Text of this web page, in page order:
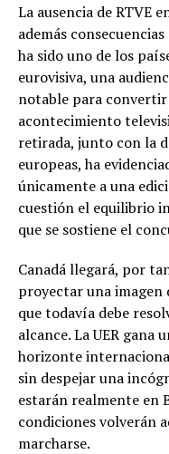
La ausencia de RTVE
además
ha sido uno de los
eurovisiva, una
notable para
acontecimiento
retirada, junto con la
europeas, ha
únicamente a una
cuestión el equilibrio
que se sostiene el
Canadá llegará, por
proyectar una
que todavía debe
alcance. La UER
horizonte
sin despejar una
estarán realmente en
condiciones volverán
marcharse.